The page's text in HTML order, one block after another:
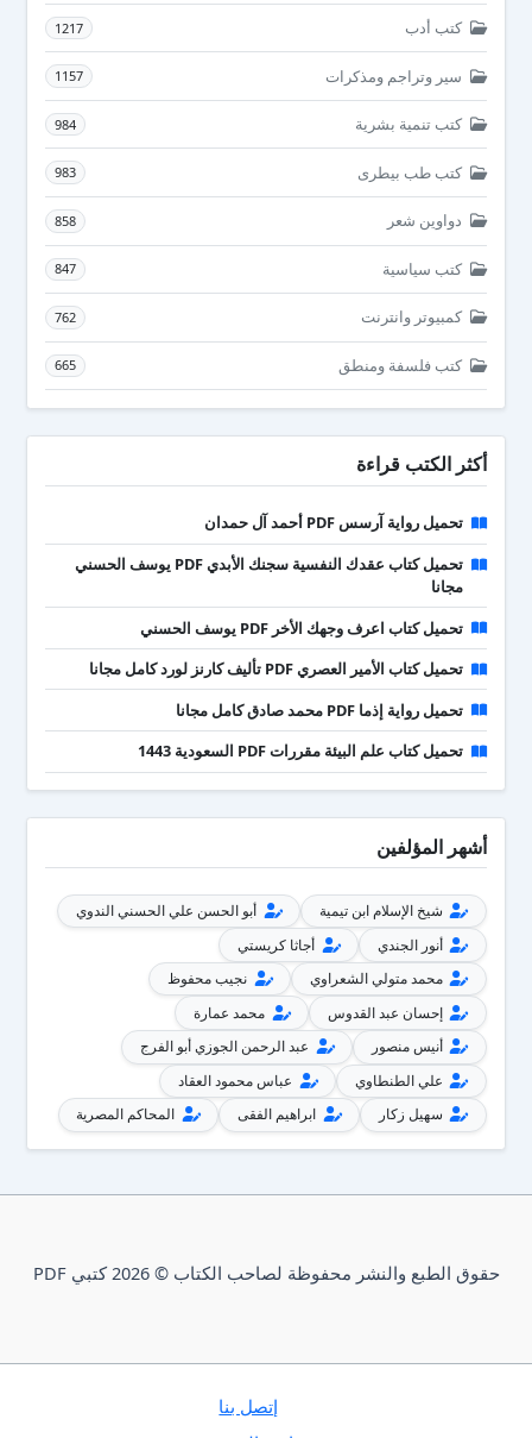
كتب أدب 1217
سير وتراجم ومذكرات 1157
كتب تنمية بشرية 984
كتب طب بيطرى 983
دواوين شعر 858
كتب سياسية 847
كمبيوتر وانترنت 762
كتب فلسفة ومنطق 665
أكثر الكتب قراءة
تحميل رواية آرسس PDF أحمد آل حمدان
تحميل كتاب عقدك النفسية سجنك الأبدي PDF يوسف الحسني
مجانا
تحميل كتاب اعرف وجهك الأخر PDF يوسف الحسني
تحميل كتاب الأمير العصري PDF تأليف كارنز لورد كامل مجانا
تحميل رواية إذما PDF محمد صادق كامل مجانا
تحميل كتاب علم البيئة مقررات PDF السعودية 1443
أشهر المؤلفين
شيخ الإسلام ابن تيمية
أبو الحسن علي الحسني الندوي
أنور الجندي
أجاثا كريستي
محمد متولي الشعراوي
نجيب محفوظ
إحسان عبد القدوس
محمد عمارة
أنيس منصور
عبد الرحمن الجوزي أبو الفرج
علي الطنطاوي
عباس محمود العقاد
سهيل زكار
ابراهيم الفقى المحاكم المصرية
حقوق الطبع والنشر محفوظة لصاحب الكتاب © 2026 كتبي PDF
إتصل بنا